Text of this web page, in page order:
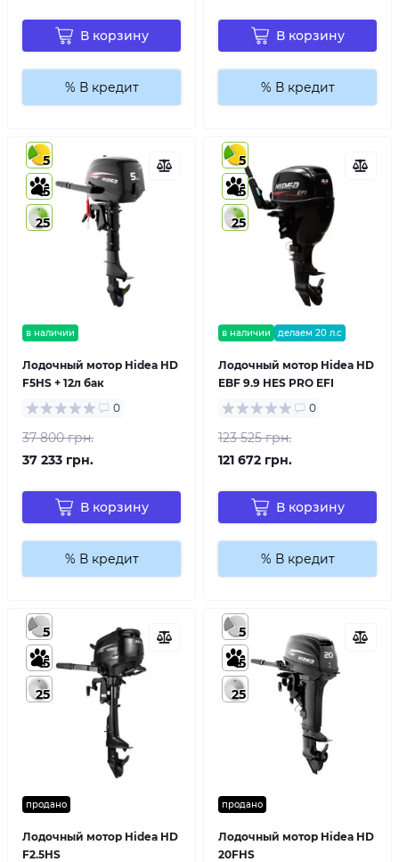
В корзину
% В кредит
В корзину
% В кредит
в наличии
Лодочный мотор Hidea HD
F5HS + 12л бак
5
5
25
0
37 800 грн.
37 233 грн.
В корзину
% В кредит
в наличии делаем 20 л.с
Лодочный мотор Hidea HD
EBF 9.9 HES PRO EFI
5
5
25
0
123 525 грн.
121 672 грн.
В корзину
% В кредит
продано
Лодочный мотор Hidea HD
F2.5HS
5
5
25
продано
Лодочный мотор Hidea HD
20FHS
5
5
25